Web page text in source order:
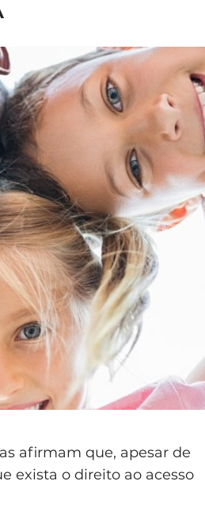
afirmam que, apesar de
exista o direito ao acesso